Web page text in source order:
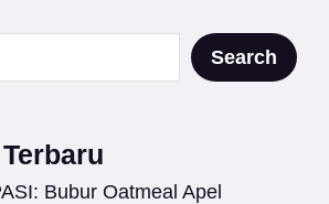
Search
Bubur Oatmeal Apel